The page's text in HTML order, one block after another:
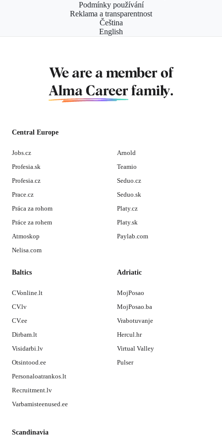
Podmínky používání
Reklama a transparentnost
Čeština
English
We are a member of
Alma Career family.
Central Europe
Jobs.cz
Profesia.sk
Profesia.cz
Prace.cz
Práca za rohom
Práce za rohem
Atmoskop
Nelisa.com
Arnold
Teamio
Seduo.cz
Seduo.sk
Platy.cz
Platy.sk
Paylab.com
Baltics
CVonline.lt
CV.lv
CV.ee
Dirbam.lt
Visidarbi.lv
Otsintood.ee
Personaloatrankos.lt
Recruitment.lv
Varbamisteenused.ee
Adriatic
MojPosao
MojPosao.ba
Vrabotuvanje
Hercul.hr
Virtual Valley
Pulser
Scandinavia